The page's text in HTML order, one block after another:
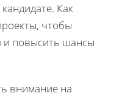
Как
чтобы
и повысить шансы
внимание на